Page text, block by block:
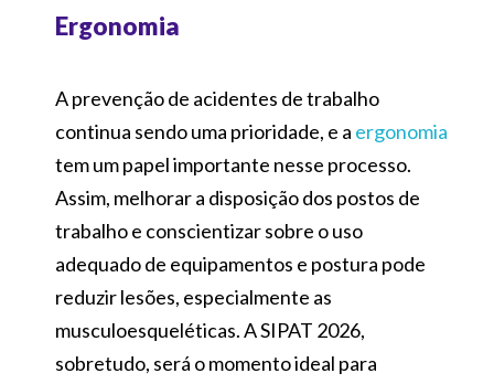
Ergonomia
A prevenção de acidentes de trabalho
continua sendo uma prioridade, e a ergonomia
tem um papel importante nesse processo.
Assim, melhorar a disposição dos postos de
trabalho e conscientizar sobre o uso
adequado de equipamentos e postura pode
reduzir lesões, especialmente as
musculoesqueléticas. A SIPAT 2026,
sobretudo, será o momento ideal para